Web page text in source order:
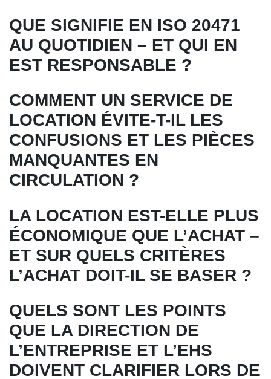
QUE SIGNIFIE EN ISO 20471
AU QUOTIDIEN – ET QUI EN
EST RESPONSABLE ?
COMMENT UN SERVICE DE
LOCATION ÉVITE-T-IL LES
CONFUSIONS ET LES PIÈCES
MANQUANTES EN
CIRCULATION ?
LA LOCATION EST-ELLE PLUS
ÉCONOMIQUE QUE L’ACHAT –
ET SUR QUELS CRITÈRES
L’ACHAT DOIT-IL SE BASER ?
QUELS SONT LES POINTS
QUE LA DIRECTION DE
L’ENTREPRISE ET L’EHS
DOIVENT CLARIFIER LORS DE